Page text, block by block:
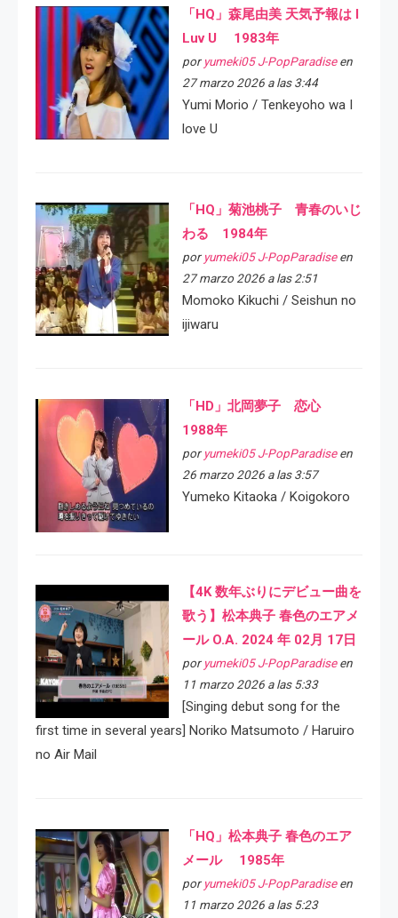
「HQ」森尾由美 天気予報は I
Luv U 1983年
por yumeki05 J-PopParadiseen
27 marzo 2026 a las 3:44
Yumi Morio / Tenkeyoho wa I
love U
「HQ」菊池桃子 青春のいじ
わる 1984年
por yumeki05 J-PopParadiseen
27 marzo 2026 a las 2:51
Momoko Kikuchi / Seishun no
ijiwaru
「HD」北岡夢子 恋心
1988年
por yumeki05 J-PopParadiseen
26 marzo 2026 a las 3:57
Yumeko Kitaoka / Koigokoro
【4K 数年ぶりにデビュー曲を
歌う】松本典子 春色のエアメ
ール O.A. 2024 年 02月 17日
por yumeki05 J-PopParadiseen
11 marzo 2026 a las 5:33
[Singing debut song for the
first time in several years] Noriko Matsumoto / Haruiro
no Air Mail
「HQ」松本典子 春色のエア
メール 1985年
por yumeki05 J-PopParadiseen
11 marzo 2026 a las 5:23